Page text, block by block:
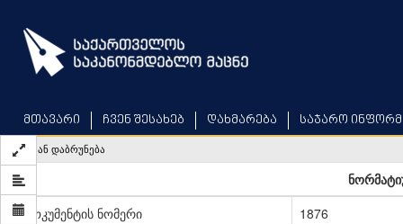
main
content
მთავარი ჩვენ შესახებ დახმარება საჯარო
უკან დაბრუნება
დოკუმენტის ნომერი
1876